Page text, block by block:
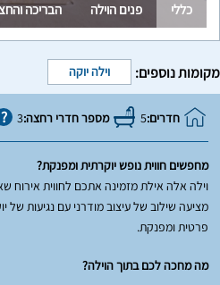
כללי פנים הוילה הבריכה
מקומות נוספים: וילה יוקה
חדרים:5 מספר חדרי רחצה:3
מחפשים חווית נופש יוקרתית ומפנקת?
וילה אלה אילת מזמינה אתכם לחווית אירוח
מציעה שילוב של עיצוב מודרני עם נגיעות של
פרטית ומפנקת.
מה מחכה לכם בתוך הוילה?